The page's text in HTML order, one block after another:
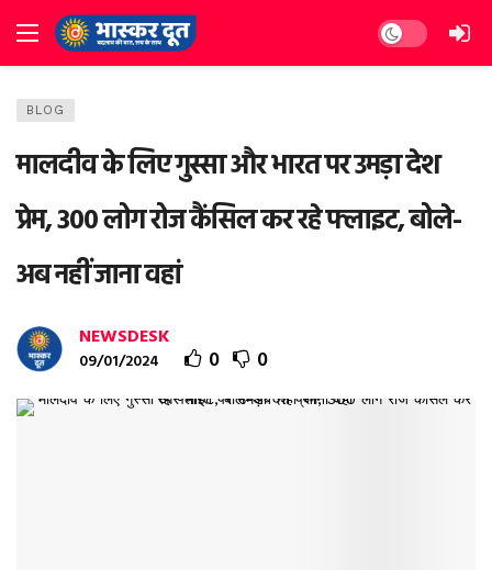
Dark mode
BLOG
मालदीव के लिए गुस्‍सा और भारत पर उमड़ा देश
प्रेम, 300 लोग रोज कैंसिल कर रहे फ्लाइट, बोले-
अब नहीं जाना वहां
NEWSDESK
09/01/2024 0 0